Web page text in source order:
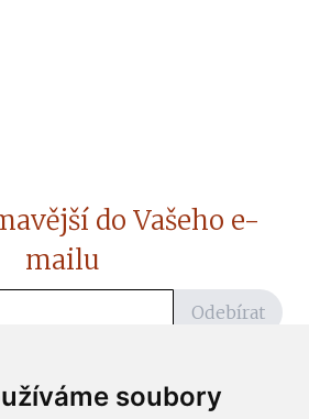
soubory
do Vašeho e-
mailu
Odebírat
důležitých zpráv ze ČtiDoma.cz do mé e-